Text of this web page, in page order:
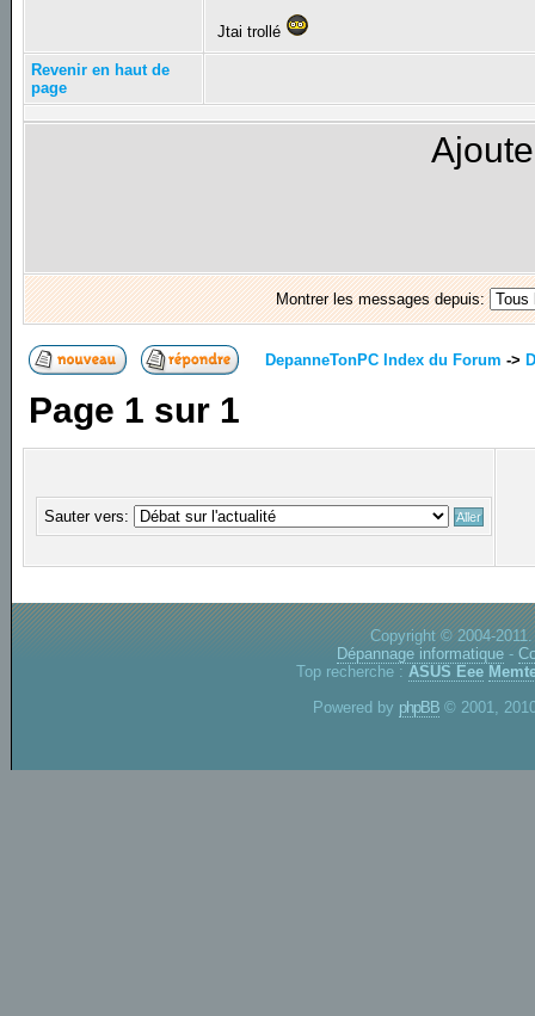
Jtai trollé
Revenir en haut de
page
Montrer les messages depuis:
DepanneTonPC Index du Forum ->
Page 1 sur 1
Sauter vers:
Copyright © 2004-
Dépannage informatique -
Top recherche : ASUS Eee
Powered by phpBB © 2001,